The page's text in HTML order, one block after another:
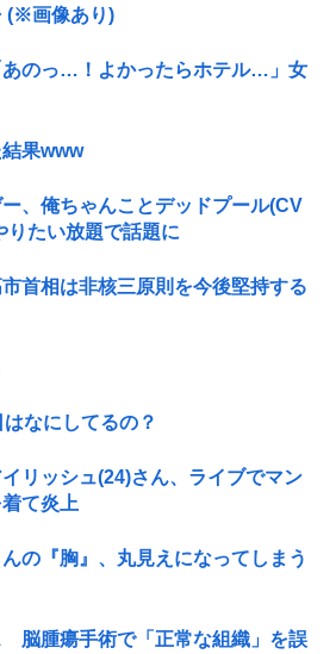
(※画像あり)
あのっ…！よかったらホテル…」女
果www
、俺ちゃんことデッドプール(CV
りたい放題で話題に
首相は非核三原則を今後堅持する
なにしてるの？
イリッシュ(24)さん、ライブでマン
て炎上
んの『胸』、丸見えになってしまう
脳腫瘍手術で「正常な組織」を誤